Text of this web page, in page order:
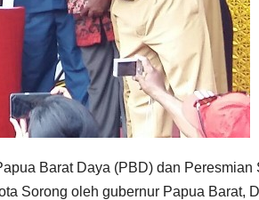
Barat Daya (PBD) dan Peresmian
Sorong oleh gubernur Papua Barat,